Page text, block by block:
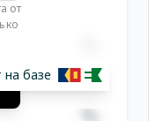
от
на базе